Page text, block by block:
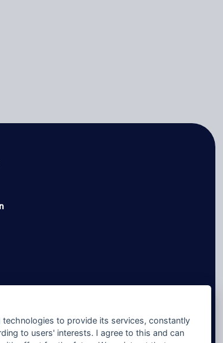
to provide its services, constantly
to users' interests. I agree to this and can